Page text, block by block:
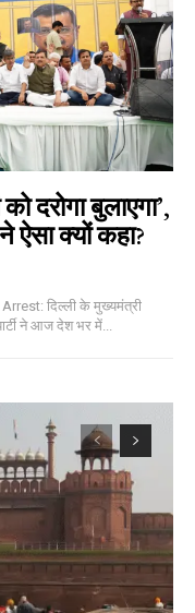
दरोगा बुलाएगा’,
क्यों कहा?
दिल्ली के मुख्यमंत्री
ने आज देश भर में...